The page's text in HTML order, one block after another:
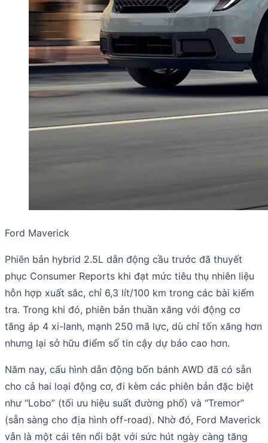
Ford Maverick
Phiên bản hybrid 2.5L dẫn động cầu trước đã thuyết
phục Consumer Reports khi đạt mức tiêu thụ nhiên liệu
hỗn hợp xuất sắc, chỉ 6,3 lít/100 km trong các bài kiểm
tra. Trong khi đó, phiên bản thuần xăng với động cơ
tăng áp 4 xi-lanh, mạnh 250 mã lực, dù chỉ tốn xăng hơn
nhưng lại sở hữu điểm số tin cậy dự báo cao hơn.
Năm nay, cấu hình dẫn động bốn bánh AWD đã có sẵn
cho cả hai loại động cơ, đi kèm các phiên bản đặc biệt
như “Lobo” (tối ưu hiệu suất đường phố) và “Tremor”
(sẵn sàng cho địa hình off-road). Nhờ đó, Ford Maverick
vẫn là một cái tên nổi bật với sức hút ngày càng tăng